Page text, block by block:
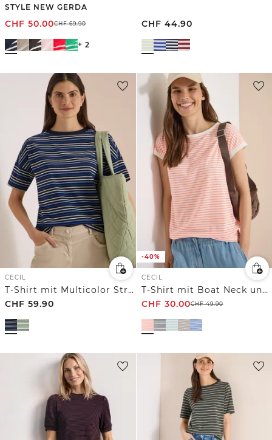
STYLE NEW GERDA
CHF 50.00CHF69.90
+ 2
CHF 44.90
CECIL
T-Shirt mit Multicolor Streifen
CHF 59.90
-40%
CECIL
T-Shirt mit Boat Neck und Streifen
CHF 30.00CHF49.90